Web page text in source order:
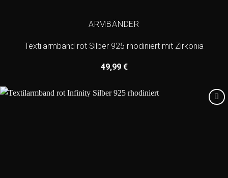
ARMBÄNDER
Textilarmband rot Silber 925 rhodiniert mit Zirkonia
49,99 €